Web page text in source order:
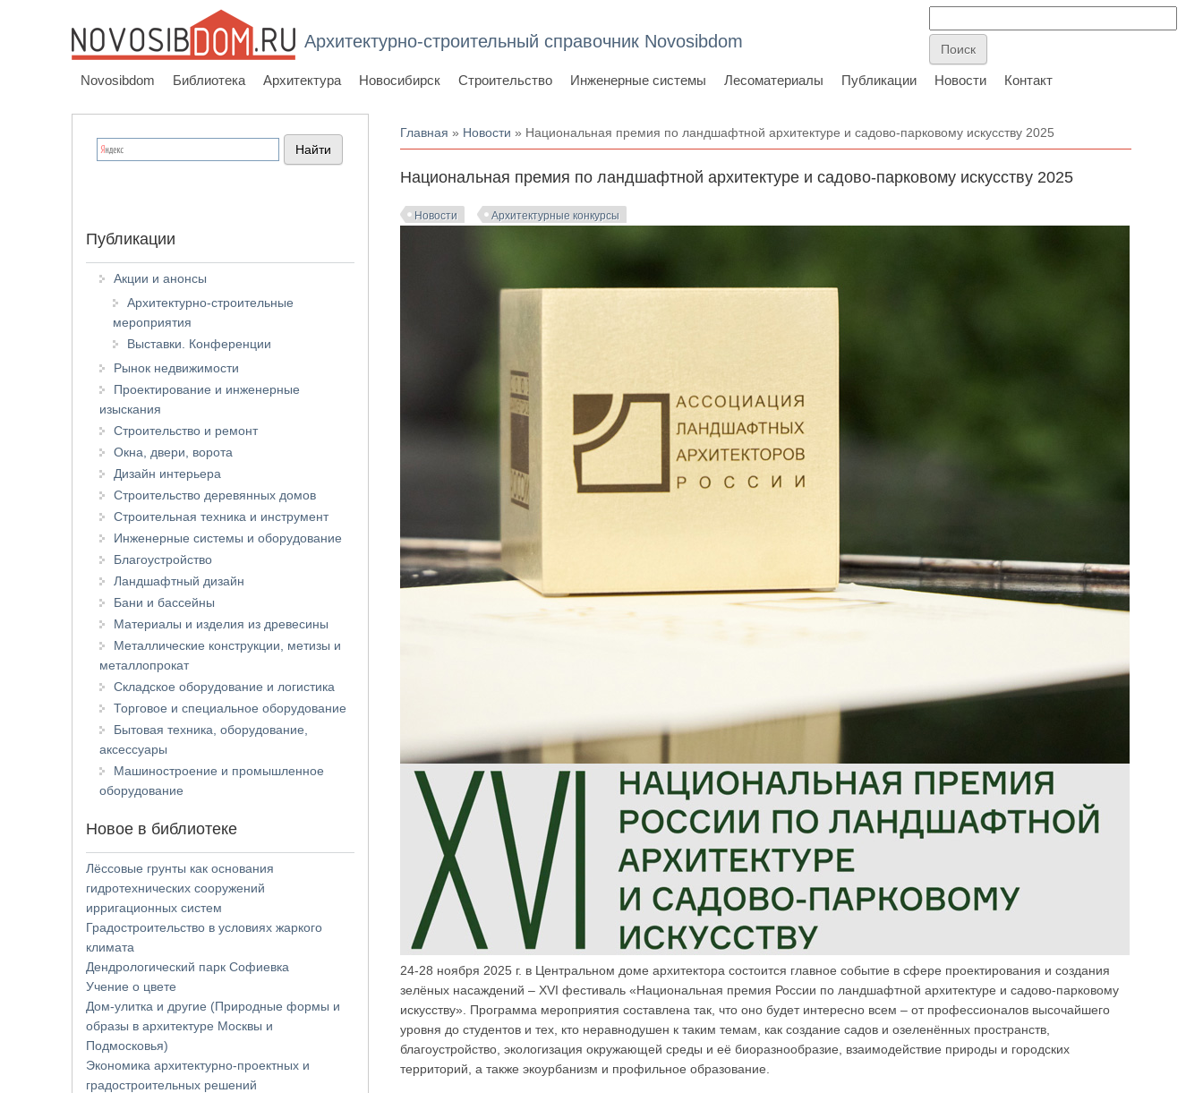
Архитектурно-строительный справочник Novosibdom
Novosibdom Библиотека Архитектура Новосибирск Строительство Инженерные системы Лесоматериалы Публикации Новости Контакт
Вы здесь
Главная » Новости » Национальная премия по ландшафтной архитектуре и садово-парковому искусству 2025
Национальная премия по ландшафтной архитектуре и садово-парковому искусству 2025
Новости Архитектурные конкурсы
24-28 ноября 2025 г. в Центральном доме архитектора состоится главное событие в сфере проектирования и создания
зелёных насаждений – XVI фестиваль «Национальная премия России по ландшафтной архитектуре и садово-парковому
искусству». Программа мероприятия составлена так, что оно будет интересно всем – от профессионалов высочайшего
уровня до студентов и тех, кто неравнодушен к таким темам, как создание садов и озеленённых пространств,
благоустройство, экологизация окружающей среды и её биоразнообразие, взаимодействие природы и городских
территорий, а также экоурбанизм и профильное образование.
Публикации
Акции и анонсы
Архитектурно-строительные
мероприятия
Выставки. Конференции
Рынок недвижимости
Проектирование и инженерные
изыскания
Строительство и ремонт
Окна, двери, ворота
Дизайн интерьера
Строительство деревянных домов
Строительная техника и инструмент
Инженерные системы и оборудование
Благоустройство
Ландшафтный дизайн
Бани и бассейны
Материалы и изделия из древесины
Металлические конструкции, метизы и
металлопрокат
Складское оборудование и логистика
Торговое и специальное оборудование
Бытовая техника, оборудование,
аксессуары
Машиностроение и промышленное
оборудование
Новое в библиотеке
Лёссовые грунты как основания
гидротехнических сооружений
ирригационных систем
Градостроительство в условиях жаркого
климата
Дендрологический парк Софиевка
Учение о цвете
Дом-улитка и другие (Природные формы и
образы в архитектуре Москвы и
Подмосковья)
Экономика архитектурно-проектных и
градостроительных решений